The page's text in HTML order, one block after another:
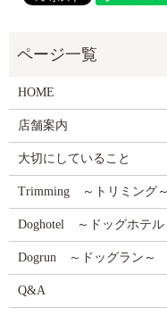
HOME
店舗案内
大切にしていること
Trimming ～トリミング～
Doghotel ～ドッグホテル
Dogrun ～ドッグラン～
Q&A